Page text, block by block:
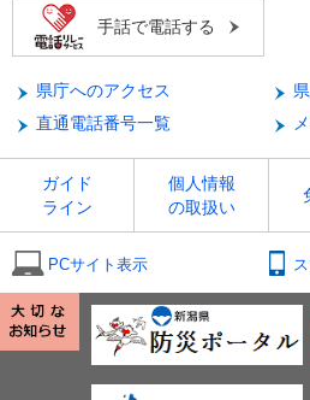
手話で電話する
県庁へのアクセス
直通電話番号一覧
ガイド
ライン
個人情報
の取扱い
PCサイト表示